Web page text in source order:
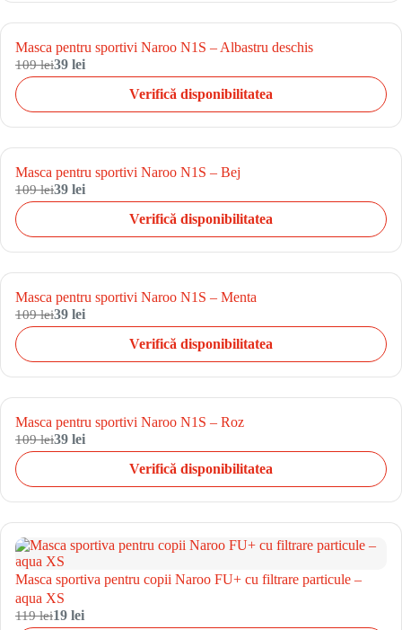
Masca pentru sportivi Naroo N1S – Albastru deschis
109 lei39 lei
Verifică disponibilitatea
Masca pentru sportivi Naroo N1S – Bej
109 lei39 lei
Verifică disponibilitatea
Masca pentru sportivi Naroo N1S – Menta
109 lei39 lei
Verifică disponibilitatea
Masca pentru sportivi Naroo N1S – Roz
109 lei39 lei
Verifică disponibilitatea
Masca sportiva pentru copii Naroo FU+ cu filtrare particule –
aqua XS
119 lei19 lei